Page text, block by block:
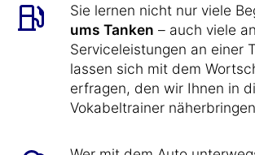
Sie lernen nicht nur viele
ums Tanken – auch viele
Serviceleistungen an einer
lassen sich mit dem
erfragen, den wir Ihnen in
Vokabeltrainer